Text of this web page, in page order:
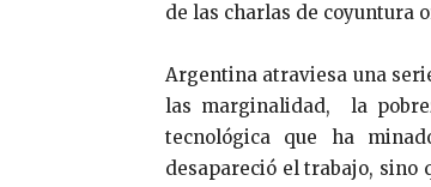
de las charlas de coyuntura
Argentina atraviesa una
las marginalidad, la
tecnológica que ha
desapareció el trabajo, sino